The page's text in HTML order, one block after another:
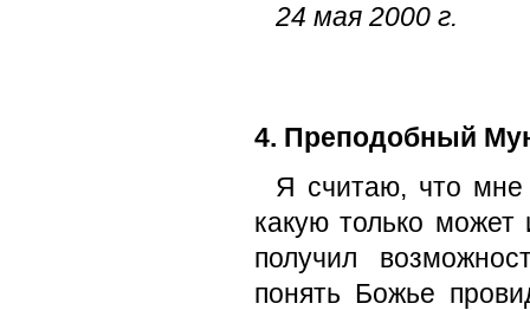
24 мая 2000 г.
4. Преподобный
Я считаю, что мне
какую только
получил
понять Божье